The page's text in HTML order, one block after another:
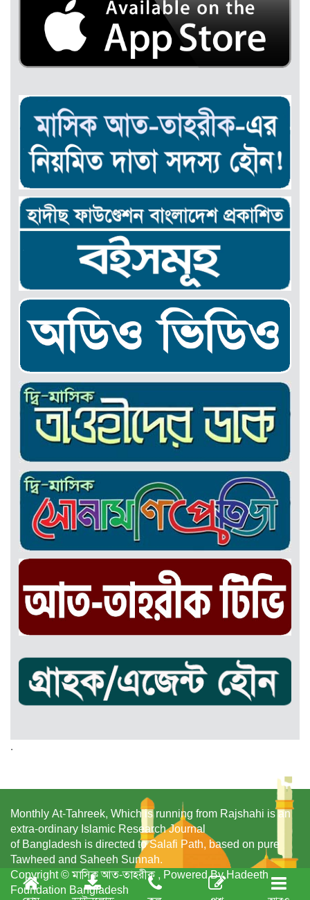
.
Monthly At-Tahreek, Which is running from Rajshahi is an
extra-ordinary Islamic Research Journal
of Bangladesh is directed to Salafi Path, based on pure
Tawheed and Saheeh Sunnah.
Copyright © মাসিক আত-তাহরীক , Powered By Hadeeth
Foundation Bangladesh